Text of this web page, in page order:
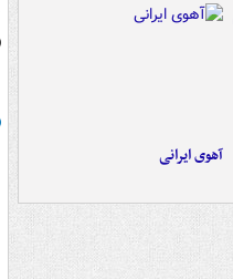
آهوی ایرانی